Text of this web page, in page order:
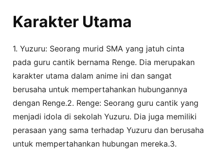
Karakter Utama
1. Yuzuru: Seorang murid SMA yang jatuh cinta
pada guru cantik bernama Renge. Dia merupakan
karakter utama dalam anime ini dan sangat
berusaha untuk mempertahankan hubungannya
dengan Renge.2. Renge: Seorang guru cantik yang
menjadi idola di sekolah Yuzuru. Dia juga memiliki
perasaan yang sama terhadap Yuzuru dan berusaha
untuk mempertahankan hubungan mereka.3.